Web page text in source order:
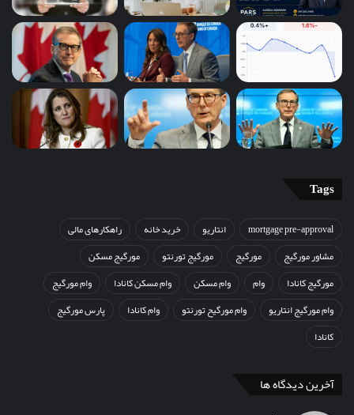
Tags
mortgage pre-approval انتاریو خرید خانه
راهکارهای مالی
مشاور مورگیج
مورگیج مورگیج تورنتو
مورگیج مسکن
مورگیج کانادا
وام وام مسکن وام مسکن کانادا
وام مورگیج
وام مورگیج انتاریو
وام مورگیح تورنتو وام کانادا
پارس مورگیج
کانادا
آخرین دیدگاه ها